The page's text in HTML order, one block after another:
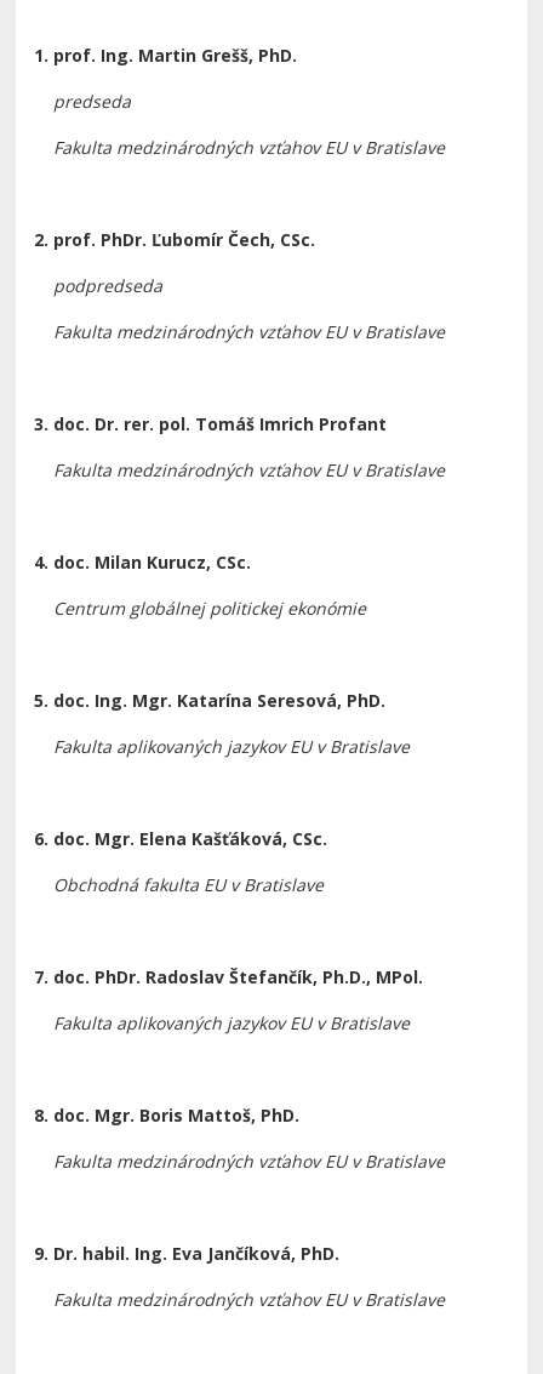
1. prof. Ing. Martin Grešš, PhD.
predseda
Fakulta medzinárodných vzťahov EU v Bratislave
2. prof. PhDr. Ľubomír Čech, CSc.
podpredseda
Fakulta medzinárodných vzťahov EU v Bratislave
3. doc. Dr. rer. pol. Tomáš Imrich Profant
Fakulta medzinárodných vzťahov EU v Bratislave
4. doc. Milan Kurucz, CSc.
Centrum globálnej politickej ekonómie
5. doc. Ing. Mgr. Katarína Seresová, PhD.
Fakulta aplikovaných jazykov EU v Bratislave
6. doc. Mgr. Elena Kašťáková, CSc.
Obchodná fakulta EU v Bratislave
7. doc. PhDr. Radoslav Štefančík, Ph.D., MPol.
Fakulta aplikovaných jazykov EU v Bratislave
8. doc. Mgr. Boris Mattoš, PhD.
Fakulta medzinárodných vzťahov EU v Bratislave
9. Dr. habil. Ing. Eva Jančíková, PhD.
Fakulta medzinárodných vzťahov EU v Bratislave